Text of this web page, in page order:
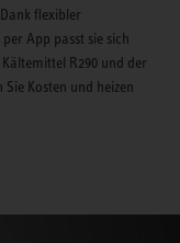
flexibler
App passt sie sich
R290 und der
Kosten und heizen